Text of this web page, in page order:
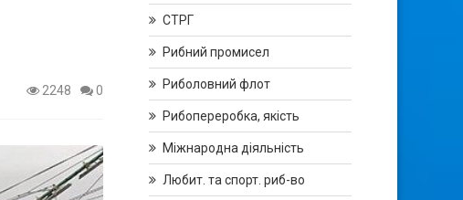
2248 0
СТРГ
Рибний промисел
Риболовний флот
Рибопереробка, якість
Міжнародна діяльність
Любит. та спорт. риб-во